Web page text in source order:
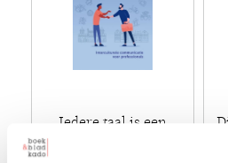
Iedere taal is een